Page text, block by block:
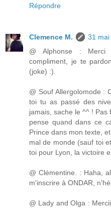
Répondre
Clemence M.
31
@ Alphonse : Merci
compliment, je te
(joke) :).
@ Souf Allergolomode :
toi tu as passé des
jamais, sache le ^^ ! Pas
pense quand dans ce
Prince dans mon texte,
mal de monde (sauf toi
toi pour Lyon, la victoire
@ Clémentine. : Haha,
m'inscrire à ONDAR,
@ Lady and Olga :